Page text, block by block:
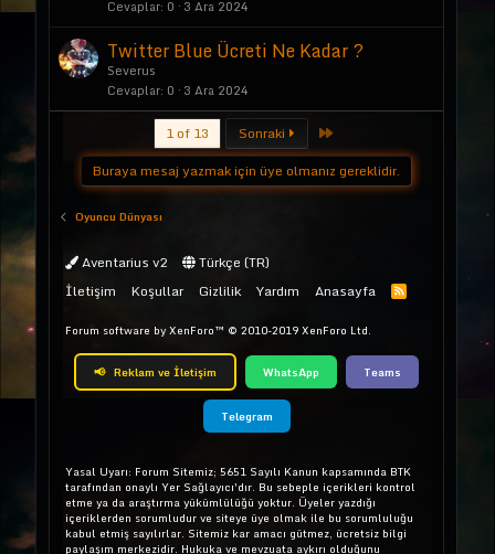
Cevaplar 0 3 Ara 2024
Twitter Blue Ücreti Ne Kadar ?
Severus
Cevaplar 0 3 Ara 2024
1 of 13 Sonraki
Last
Buraya mesaj yazmak için üye olmanız gereklidir.
Oyuncu Dünyası
Aventarius v2
Türkçe (TR)
İletişim
Koşullar Gizlilik Yardım Anasayfa
Forum software by XenForo™ © 2010-2019 XenForo Ltd.
📢 Reklam ve İletişim WhatsApp Teams
Telegram
Yasal Uyarı: Forum Sitemiz; 5651 Sayılı Kanun kapsamında BTK
tarafından onaylı Yer Sağlayıcı'dır. Bu sebeple içerikleri kontrol
etme ya da araştırma yükümlülüğü yoktur. Üyeler yazdığı
içeriklerden sorumludur ve siteye üye olmak ile bu sorumluluğu
kabul etmiş sayılırlar. Sitemiz kar amacı gütmez, ücretsiz bilgi
paylaşım merkezidir. Hukuka ve mevzuata aykırı olduğunu